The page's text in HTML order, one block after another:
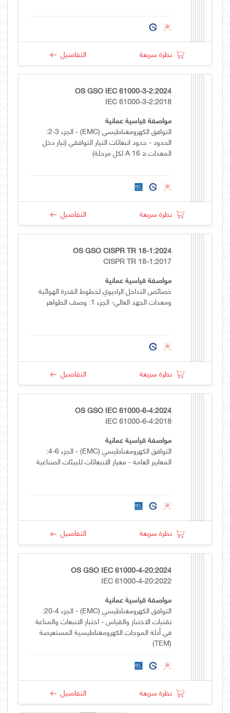
نظرة سريعة التفاصيل
OS GSO IEC 61000-3-2:2024
IEC 61000-3-2:2018
مواصفة قياسية عمانية
التوافق الكهرومغناطيسي (EMC) - الجزء 3-2:
الحدود - حدود انبعاثات التيار التوافقي (تيار دخل
المعدات ≤ 16 A لكل مرحلة)
نظرة سريعة التفاصيل
OS GSO CISPR TR 18-1:2024
CISPR TR 18-1:2017
مواصفة قياسية عمانية
خصائص التداخل الراديوي لخطوط القدرة الهوائية
ومعدات الجهد العالي- الجزء 1: وصف الظواهر
نظرة سريعة التفاصيل
OS GSO IEC 61000-6-4:2024
IEC 61000-6-4:2018
مواصفة قياسية عمانية
التوافق الكهرومغناطيسي (EMC) - الجزء 6-4:
المعايير العامة - معيار الانبعاثات للبيئات الصناعية
نظرة سريعة التفاصيل
OS GSO IEC 61000-4-20:2024
IEC 61000-4-20:2022
مواصفة قياسية عمانية
التوافق الكهرومغناطيسي (EMC) - الجزء 4-20:
تقنيات الاختبار والقياس - اختبار الانبعاث والمناعة
في أدلة الموجات الكهرومغناطيسية المستعرضة
(TEM)
نظرة سريعة التفاصيل